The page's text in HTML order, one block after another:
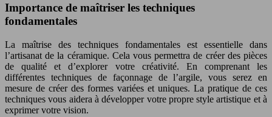
Importance de maîtriser les techniques
fondamentales
La maîtrise des techniques fondamentales est essentielle dans
l’artisanat de la céramique. Cela vous permettra de créer des pièces
de qualité et d’explorer votre créativité. En comprenant les
différentes techniques de façonnage de l’argile, vous serez en
mesure de créer des formes variées et uniques. La pratique de ces
techniques vous aidera à développer votre propre style artistique et à
exprimer votre vision.